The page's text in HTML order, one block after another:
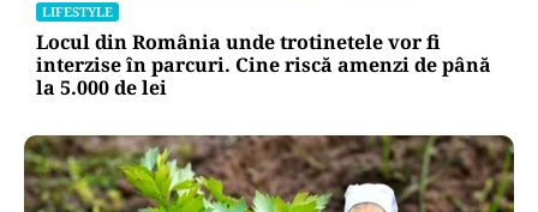
LIFESTYLE
Locul din România unde trotinetele vor fi
interzise în parcuri. Cine riscă amenzi de până
la 5.000 de lei